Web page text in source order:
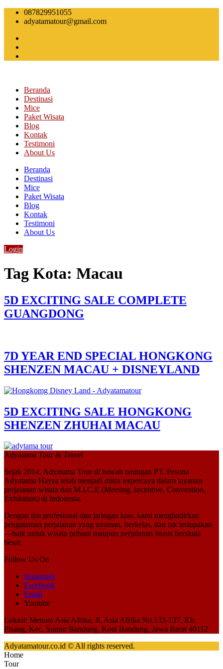
Skip
087829951055
adyatamatour@gmail.com
Beranda
Destinasi
Mice
Paket Wisata
Blog
Kontak
Testimoni
About Us
Beranda
Destinasi
Mice
Paket Wisata
Blog
Kontak
Testimoni
About Us
Login
Tag Kota: Macau
5D EXCITING SALE COMPLETE
GUANGDONG
7D YEAR END SPECIAL HONGKONG
SHENZEN MACAU + DISNEYLAND
5D EXCITING SALE HONGKONG
SHENZEN ZHUHAI MACAU
Adyatama Tour & Travel
Sejak 2014, Adyatama Tourdi bawah naungan PT. Pesona
Adyatama Hayza telah menjadi mitra terpercaya dalam layanan
perjalanan wisata dan M.I.C.E (Meeting, Incentive, Convention,
Exhibition) di Indonesia.
Dengan tim profesional dan jaringan luas, kami menghadirkan
pengalaman perjalanan yang nyaman, berkelas, dan tak terlupakan
—baik untuk wisata pribadi maupun perjalanan bisnis berskala
besar.
Follow Us On
Instagram
Facebook
Email
Youtube
Lokasi: Menara Asia Afrika, Jl. Asia Afrika No.133-137, Kb.
Pisang, Kec. Sumur Bandung, Kota Bandung, Jawa Barat 40112
Adyatamatour.co.id © All rights reserved.
Home
Tour